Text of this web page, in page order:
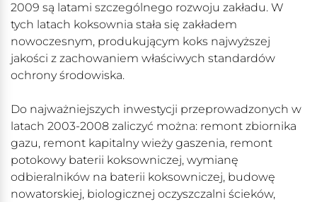
2009 są latami szczególnego rozwoju zakładu. W
tych latach koksownia stała się zakładem
nowoczesnym, produkującym koks najwyższej
jakości z zachowaniem właściwych standardów
ochrony środowiska.
Do najważniejszych inwestycji przeprowadzonych w
latach 2003-2008 zaliczyć można: remont zbiornika
gazu, remont kapitalny wieży gaszenia, remont
potokowy baterii koksowniczej, wymianę
odbieralników na baterii koksowniczej, budowę
nowatorskiej, biologicznej oczyszczalni ścieków,